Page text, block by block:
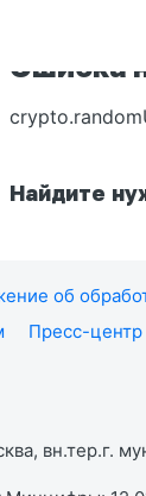
Ошибка
Найдите
об
Пресс-центр
вн.тер.г.